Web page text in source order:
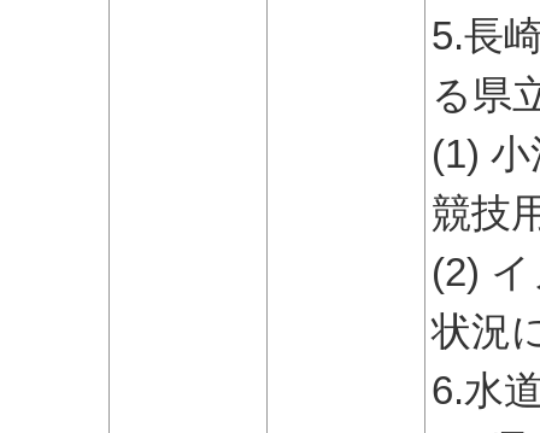
5.長
る県
(1)
競技
(2)
状況
6.水